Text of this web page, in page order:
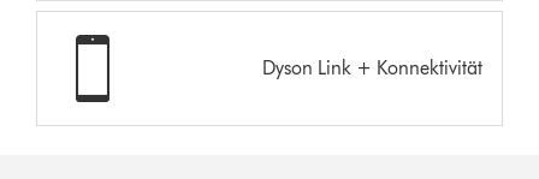
Dyson Link + Konnektivität